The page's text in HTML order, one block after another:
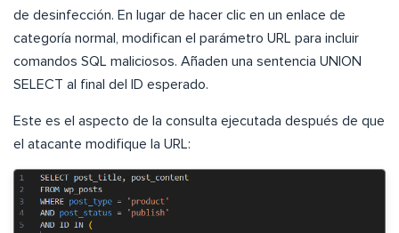
de desinfección. En lugar de hacer clic en un enlace de
categoría normal, modifican el parámetro URL para incluir
comandos SQL maliciosos. Añaden una sentencia UNION
SELECT al final del ID esperado.
Este es el aspecto de la consulta ejecutada después de que
el atacante modifique la URL: